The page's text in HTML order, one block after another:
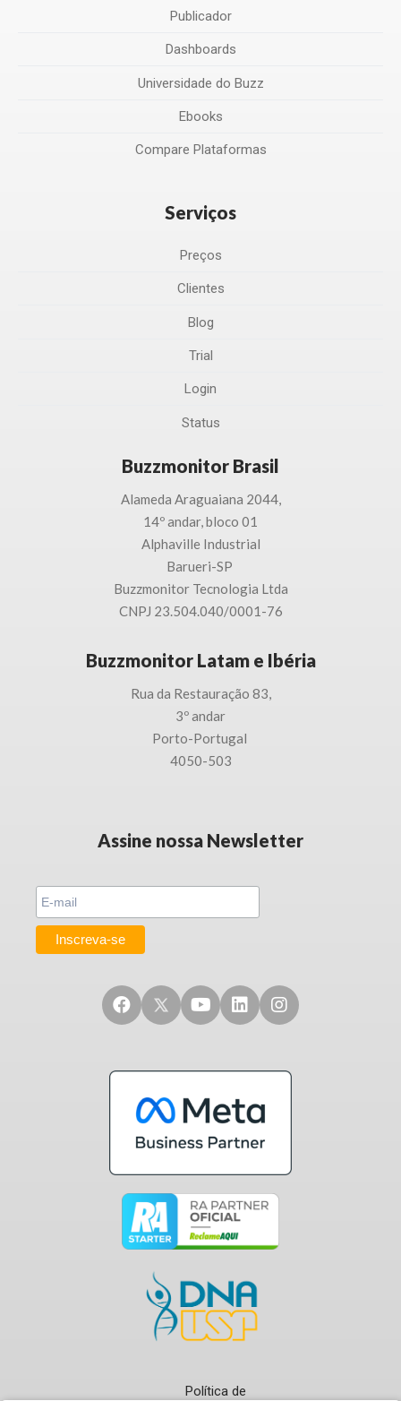
Publicador
Dashboards
Universidade do Buzz
Ebooks
Compare Plataformas
Serviços
Preços
Clientes
Blog
Trial
Login
Status
Buzzmonitor Brasil
Alameda Araguaiana 2044,
14º andar, bloco 01
Alphaville Industrial
Barueri-SP
Buzzmonitor Tecnologia Ltda
CNPJ 23.504.040/0001-76
Buzzmonitor Latam e Ibéria
Rua da Restauração 83,
3º andar
Porto-Portugal
4050-503
Assine nossa Newsletter
Política de